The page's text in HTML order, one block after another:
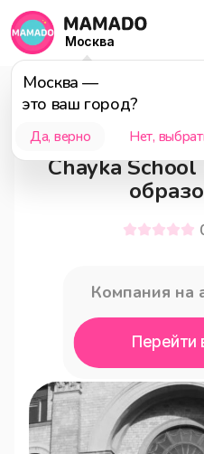
Москва
Москва —
это ваш город?
Да, верно Нет,
Москва
Chayka
Компания на
Перейти